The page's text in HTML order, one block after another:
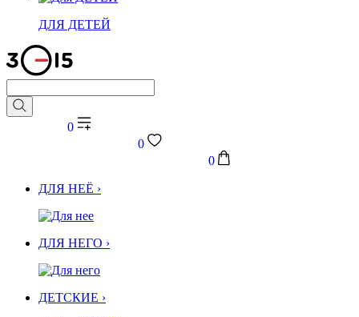
ДЛЯ ДЕТЕЙ
0
0
0
ДЛЯ НЕЁ ›
ДЛЯ НЕГО ›
ДЕТСКИЕ ›